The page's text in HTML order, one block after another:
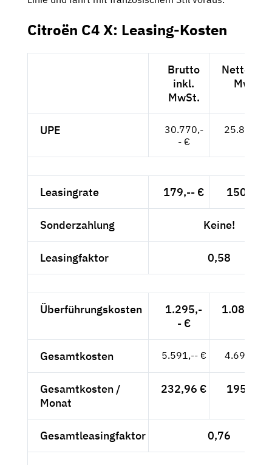
Citroën C4 X: Leasing-Kosten
Brutto
inkl.
MwSt.
Netto
MwSt.
UPE
30.770,-
- €
25.857,--
Leasingrate 179,-- € 150,42 €
Sonderzahlung Keine!
Leasingfaktor 0,58
Überführungskosten
1.295,-
- €
1.088,24
Gesamtkosten 5.591,-- € 4.698,32
Gesamtkosten /
Monat
232,96 € 195,76 €
Gesamtleasingfaktor 0,76